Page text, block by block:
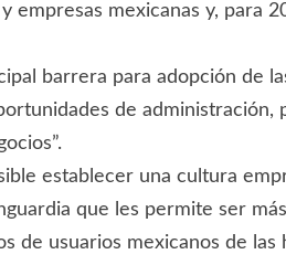
empresas mexicanas y, para
barrera para adopción
de
establecer una cultura
que les permite ser
de usuarios mexicanos de